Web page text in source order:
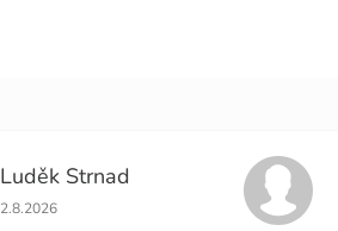
Luděk Strnad
Hodnocení obchodu je 5 z 5 hvězdiček.
2.8.2026